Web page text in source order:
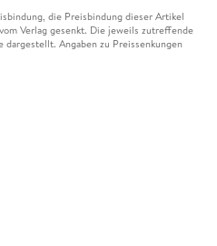
die Preisbindung dieser Artikel
Verlag gesenkt. Die jeweils zutreffende
Angaben zu Preissenkungen